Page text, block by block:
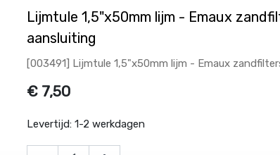
Lijmtule 1,5"x50mm lijm - Emaux
aansluiting
[003491] Lijmtule 1,5"x50mm lijm - Emaux
€ 7,50
Levertijd: 1-2 werkdagen